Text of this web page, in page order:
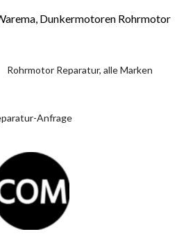
Dunkermotoren Rohrmotor
Rohrmotor Reparatur, alle Marken
Anfrage